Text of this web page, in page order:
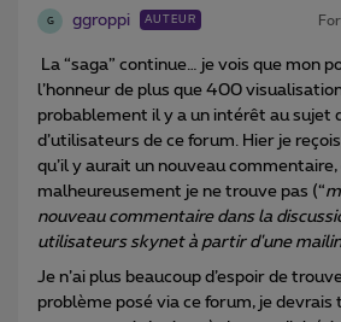
G ggroppi AUTEUR
La “saga” continue… je vois que mon
l’honneur de plus que 400
probablement il y a un intérêt au sujet
d’utilisateurs de ce forum. Hier je
qu’il y aurait un nouveau commentaire,
malheureusement je ne trouve pas (“
nouveau commentaire dans la
utilisateurs skynet à partir d'une
Je n’ai plus beaucoup d’espoir de
problème posé via ce forum, je devrais